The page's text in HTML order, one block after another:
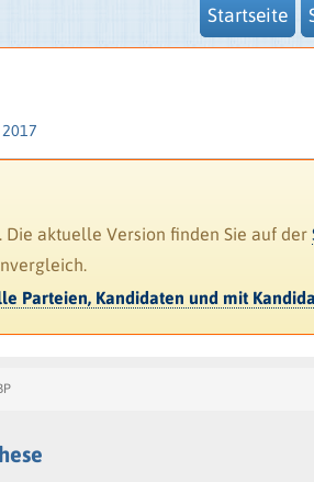
Startseite
Die aktuelle Version finden Sie auf der
Parteien, Kandidaten und mit